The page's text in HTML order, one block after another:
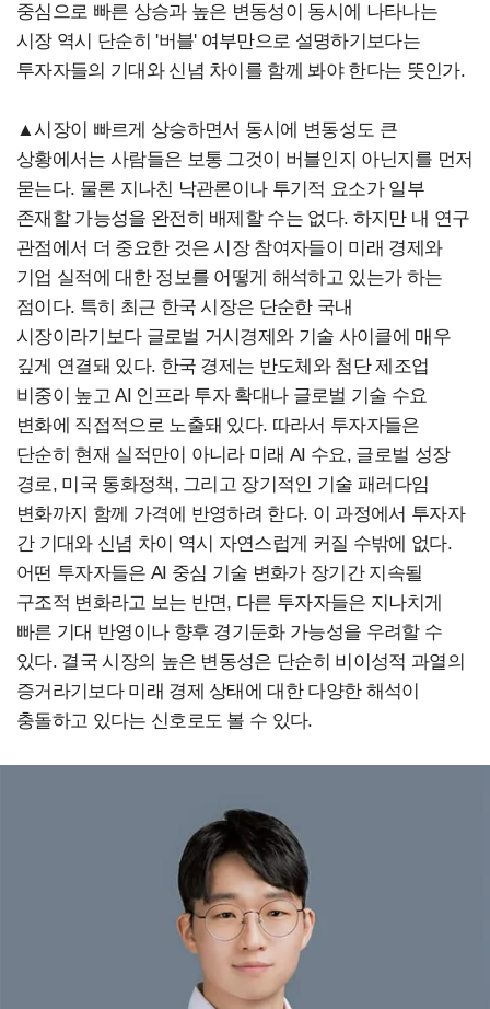
중심으로 빠른 상승과 높은 변동성이 동시에 나타나는
시장 역시 단순히 '버블' 여부만으로 설명하기보다는
투자자들의 기대와 신념 차이를 함께 봐야 한다는 뜻인가.
▲시장이 빠르게 상승하면서 동시에 변동성도 큰
상황에서는 사람들은 보통 그것이 버블인지 아닌지를 먼저
묻는다. 물론 지나친 낙관론이나 투기적 요소가 일부
존재할 가능성을 완전히 배제할 수는 없다. 하지만 내 연구
관점에서 더 중요한 것은 시장 참여자들이 미래 경제와
기업 실적에 대한 정보를 어떻게 해석하고 있는가 하는
점이다. 특히 최근 한국 시장은 단순한 국내
시장이라기보다 글로벌 거시경제와 기술 사이클에 매우
깊게 연결돼 있다. 한국 경제는 반도체와 첨단 제조업
비중이 높고 AI 인프라 투자 확대나 글로벌 기술 수요
변화에 직접적으로 노출돼 있다. 따라서 투자자들은
단순히 현재 실적만이 아니라 미래 AI 수요, 글로벌 성장
경로, 미국 통화정책, 그리고 장기적인 기술 패러다임
변화까지 함께 가격에 반영하려 한다. 이 과정에서 투자자
간 기대와 신념 차이 역시 자연스럽게 커질 수밖에 없다.
어떤 투자자들은 AI 중심 기술 변화가 장기간 지속될
구조적 변화라고 보는 반면, 다른 투자자들은 지나치게
빠른 기대 반영이나 향후 경기둔화 가능성을 우려할 수
있다. 결국 시장의 높은 변동성은 단순히 비이성적 과열의
증거라기보다 미래 경제 상태에 대한 다양한 해석이
충돌하고 있다는 신호로도 볼 수 있다.